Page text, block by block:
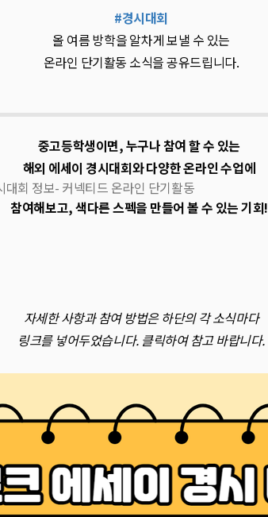
#경시대회
올 여름 방학을 알차게 보낼 수 있는
온라인 단기활동 소식을 공유드립니다.
중고등학생이면, 누구나 참여 할 수 있는
해외 에세이 경시대회와 다양한 온라인 수업에
대회 정보- 커넥티드 온라인 단기활동
참여해보고, 색다른 스펙을 만들어 볼 수 있는 기회!
자세한 사항과 참여 방법은 하단의 각 소식마다
링크를 넣어두었습니다. 클릭하여 참고 바랍니다.